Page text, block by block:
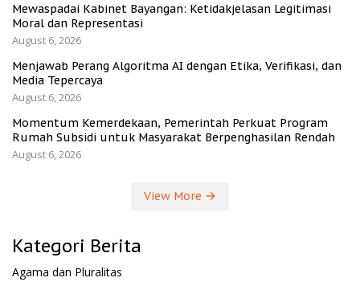
Mewaspadai Kabinet Bayangan: Ketidakjelasan Legitimasi
Moral dan Representasi
August 6, 2026
Menjawab Perang Algoritma AI dengan Etika, Verifikasi, dan
Media Tepercaya
August 6, 2026
Momentum Kemerdekaan, Pemerintah Perkuat Program
Rumah Subsidi untuk Masyarakat Berpenghasilan Rendah
August 6, 2026
View More
Kategori Berita
Agama dan Pluralitas